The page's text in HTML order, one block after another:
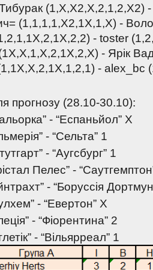
(1,Х,Х2,Х,2,1,2,Х2)
(1,1,1,1,Х2,1Х,1,Х) -
- toster
- Ярік
- alex_bc
прогнозу (28.10-30.10):
- “Еспаньйол” Х
- “Сельта” 1
- “Аугсбург” 1
Пелес” -
- “Боруссія
- “Евертон” Х
- “Фіорентина” 2
- “Вільярреал” 1